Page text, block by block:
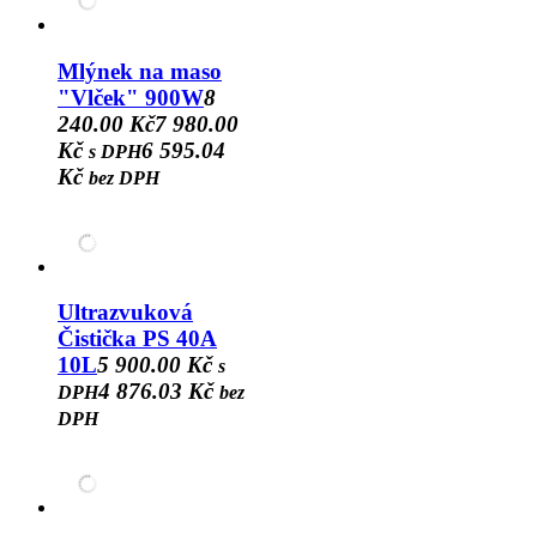
Mlýnek na maso
"Vlček" 900W8
240.00 Kč7 980.00
Kč s DPH6 595.04
Kč bez DPH
Ultrazvuková
Čistička PS 40A
10L5 900.00 Kč s
DPH4 876.03 Kč bez
DPH